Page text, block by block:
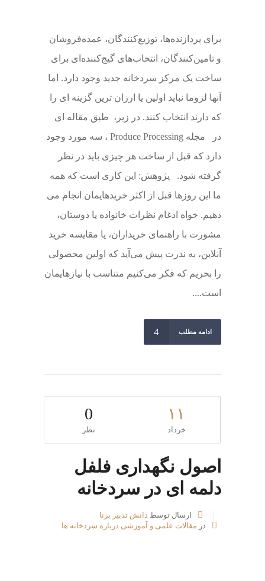
برای پردازنده‌ها، توزیع‌کنندگان، عمده‌فروشان
و تامین‌کنندگان، انتخاب‌های گیج‌کننده‌ای برای
ساخت یک مرکز سردخانه جدید وجود دارد. اما
آنها لزوما نباید اولین یا ارزان ترین گزینه ای را
که دارند انتخاب کنند. در زیر، طبق مقاله ای
در مجله Produce Processing ، سه مورد وجود
دارد که قبل از ساخت هر چیزی باید در نظر
گرفته شود. پژوهش: این کاری است که همه
ما این روزها قبل از اکثر خریدهایمان انجام می
دهیم. خواه ادغام نظرات خانواده یا دوستان،
مشورت با راهنمای خریداران، یا مقایسه خرید
آنلاین، به ندرت پیش می‌آید که اولین محصولی
را بخریم که فکر می‌کنیم متناسب با نیازهایمان
است....
ادامه مطلب
۱۱
خرداد
0
نظر
اصول نگهداری فلفل
دلمه ای در سردخانه
ارسال توسط دانش تدبیر برنا
در مقالات علمی و آموزشی درباره سردخانه ها